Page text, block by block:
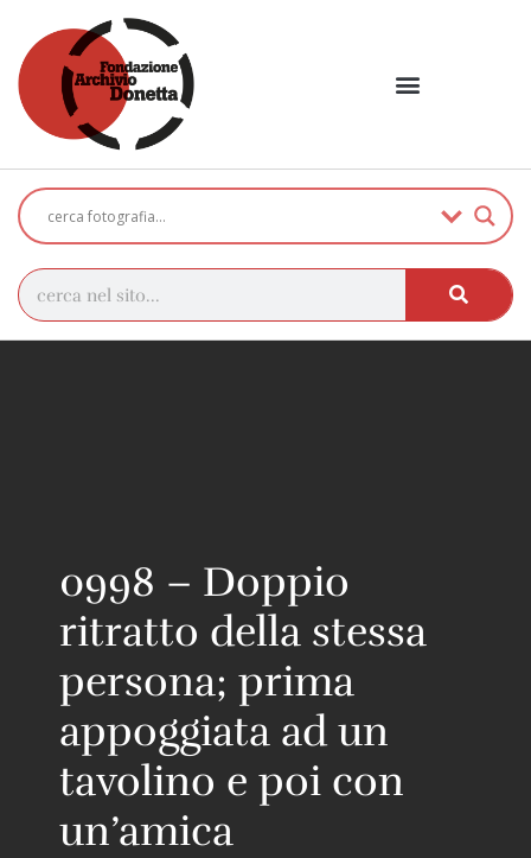
0998 – Doppio
ritratto della stessa
persona; prima
appoggiata ad un
tavolino e poi con
un’amica